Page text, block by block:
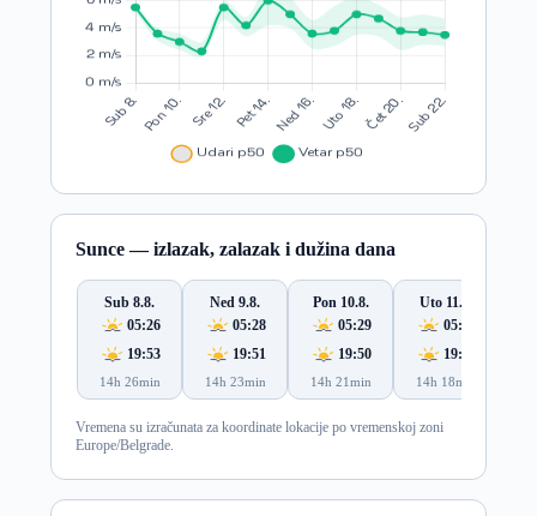
Sunce — izlazak, zalazak i dužina dana
Sub 8.8.
05:26
19:53
14h 26min
Ned 9.8.
05:28
19:51
14h 23min
Pon 10.8.
05:29
19:50
14h 21min
Uto 11.8.
05:30
19:48
14h 18min
Vremena su izračunata za koordinate lokacije po vremenskoj zoni
Europe/Belgrade.